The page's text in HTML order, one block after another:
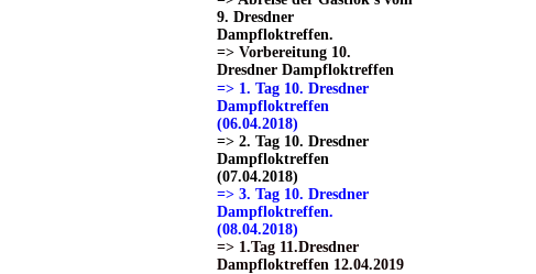
9. Dresdner
Dampfloktreffen.
=> Vorbereitung 10.
Dresdner Dampfloktreffen
=> 1. Tag 10. Dresdner
Dampfloktreffen
(06.04.2018)
=> 2. Tag 10. Dresdner
Dampfloktreffen
(07.04.2018)
=> 3. Tag 10. Dresdner
Dampfloktreffen.
(08.04.2018)
=> 1.Tag 11.Dresdner
Dampfloktreffen 12.04.2019